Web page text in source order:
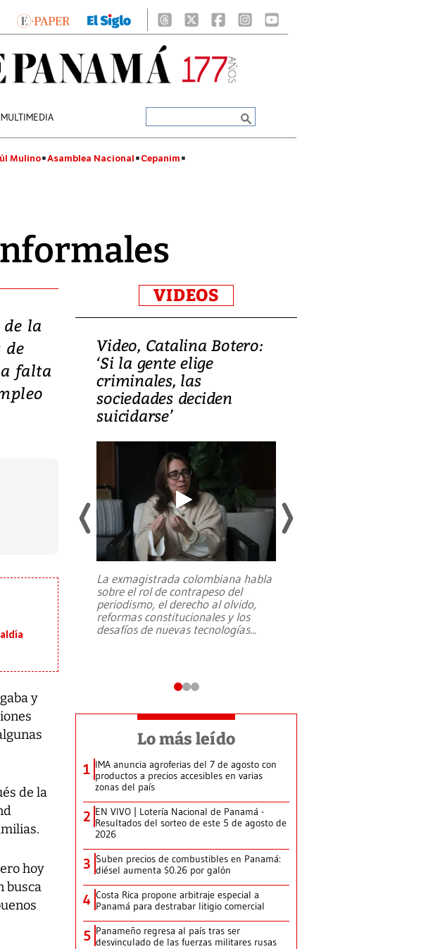
MULTIMEDIA
Mulino Asamblea Nacional Cepanim
la
de
falta
y
de la
hoy
busca
VIDEOS
una
Video, Catalina Botero:
‘Si la gente elige
criminales, las
sociedades deciden
suicidarse’
La exmagistrada colombiana habla
sobre el rol de contrapeso del
periodismo, el derecho al olvido,
reformas constitucionales y los
desafíos de nuevas tecnologías...
Lo más leído
1 IMA anuncia agroferias del 7 de agosto con
productos a precios accesibles en varias
zonas del país
2 EN VIVO | Lotería Nacional de Panamá -
Resultados del sorteo de este 5 de agosto de
2026
3 Suben precios de combustibles en Panamá:
diésel aumenta $0.26 por galón
4 Costa Rica propone arbitraje especial a
Panamá para destrabar litigio comercial
5 Panameño regresa al país tras ser
desvinculado de las fuerzas militares rusas